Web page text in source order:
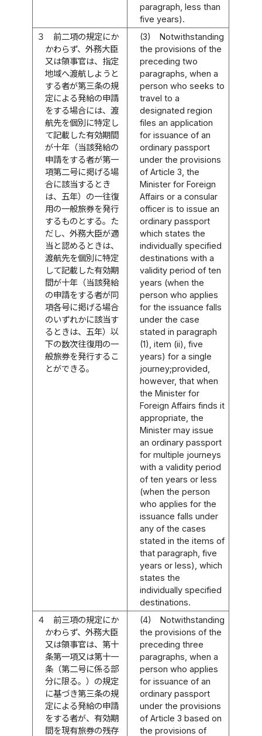
paragraph, less than
five years).
３
前二項の規定にか
かわらず、外務大臣
又は領事官は、指定
地域へ渡航しようと
する者が第三条の規
定による発給の申請
をする場合には、渡
航先を個別に特定し
て記載した有効期間
が十年（当該発給の
申請をする者が第一
項第二号に掲げる場
合に該当するとき
は、五年）の一往復
用の一般旅券を発行
するものとする。た
だし、外務大臣が適
当と認めるときは、
渡航先を個別に特定
して記載した有効期
間が十年（当該発給
の申請をする者が同
項各号に掲げる場合
のいずれかに該当す
るときは、五年）以
下の数次往復用の一
般旅券を発行するこ
とができる。
(3)
Notwithstanding
the provisions of the
preceding two
paragraphs, when a
person who seeks to
travel to a
designated region
files an application
for issuance of an
ordinary passport
under the provisions
of Article 3, the
Minister for Foreign
Affairs or a consular
officer is to issue an
ordinary passport
which states the
individually specified
destinations with a
validity period of ten
years (when the
person who applies
for the issuance falls
under the case
stated in paragraph
(1), item (ii), five
years) for a single
journey;provided,
however, that when
the Minister for
Foreign Affairs finds it
appropriate, the
Minister may issue
an ordinary passport
for multiple journeys
with a validity period
of ten years or less
(when the person
who applies for the
issuance falls under
any of the cases
stated in the items of
that paragraph, five
years or less), which
states the
individually specified
destinations.
４
前三項の規定にか
かわらず、外務大臣
又は領事官は、第十
条第一項又は第十一
条（第二号に係る部
分に限る。）の規定
に基づき第三条の規
定による発給の申請
をする者が、有効期
間を現有旅券の残存
(4)
Notwithstanding
the provisions of the
preceding three
paragraphs, when a
person who applies
for issuance of an
ordinary passport
under the provisions
of Article 3 based on
the provisions of